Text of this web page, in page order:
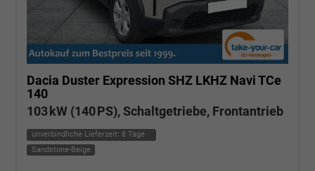
Dacia Duster Expression SHZ LKHZ Navi TCe
140
103 kW (140 PS), Schaltgetriebe, Frontantrieb
unverbindliche Lieferzeit: 8 Tage
Sandstone-Beige